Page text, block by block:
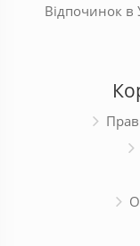
Відпочинок в